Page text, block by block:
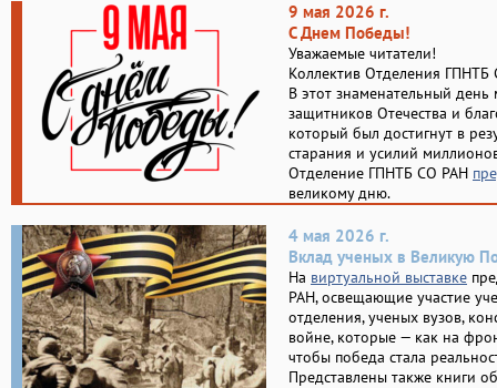
9 мая 2026 г.
С Днем Победы!
Уважаемые читатели!
Коллектив Отделения
В этот знаменательный
защитников Отечества и
который был достигнут в
старания и усилий
Отделение ГПНТБ СО РАН
великому дню.
4 мая 2026 г.
Вклад ученых в Великую
На виртуальной выставке
РАН, освещающие участие
отделения, ученых вузов,
войне, которые — как на
чтобы победа стала
Представлены также книги